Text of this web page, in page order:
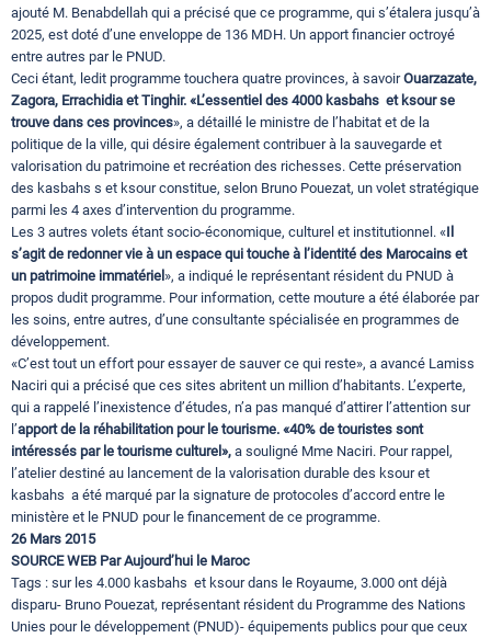
ajouté M. Benabdellah qui a précisé que ce programme, qui s’étalera jusqu’à
2025, est doté d’une enveloppe de 136 MDH. Un apport financier octroyé
entre autres par le PNUD.
Ceci étant, ledit programme touchera quatre provinces, à savoirOuarzazate,
Zagora, Errachidia et Tinghir. «L’essentiel des 4000 kasbahs et ksour se
trouve dans ces provinces», a détaillé le ministre de l’habitat et de la
politique de la ville, qui désire également contribuer à la sauvegarde et
valorisation du patrimoine et recréation des richesses. Cette préservation
des kasbahs s et ksour constitue, selon Bruno Pouezat, un volet stratégique
parmi les 4 axes d’intervention du programme.
Les 3 autres volets étant socio-économique, culturel et institutionnel. «Il
s’agit de redonner vie à un espace qui touche à l’identité des Marocains et
un patrimoine immatériel », a indiqué le représentant résident du PNUD à
propos dudit programme. Pour information, cette mouture a été élaborée par
les soins, entre autres, d’une consultante spécialisée en programmes de
développement.
«C’est tout un effort pour essayer de sauver ce qui reste», a avancé Lamiss
Naciri qui a précisé que ces sites abritent un million d’habitants. L’experte,
qui a rappelé l’inexistence d’études, n’a pas manqué d’attirer l’attention sur
l’apport de la réhabilitation pour le tourisme. «40% de touristes sont
intéressés par le tourisme culturel», a souligné Mme Naciri. Pour rappel,
l’atelier destiné au lancement de la valorisation durable des ksour et
kasbahs a été marqué par la signature de protocoles d’accord entre le
ministère et le PNUD pour le financement de ce programme.
26 Mars 2015
SOURCE WEB Par Aujourd’hui le Maroc
Tags : sur les 4.000 kasbahs et ksour dans le Royaume, 3.000 ont déjà
disparu- Bruno Pouezat, représentant résident du Programme des Nations
Unies pour le développement (PNUD)- équipements publics pour que ceux